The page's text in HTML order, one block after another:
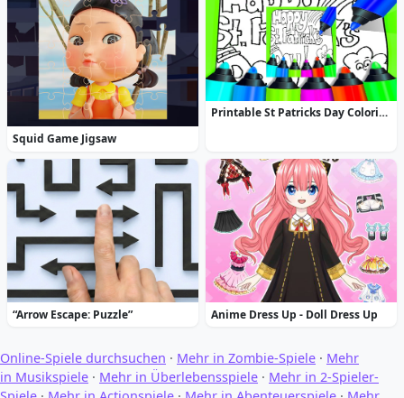
Squid Game Jigsaw
Printable St Patricks Day Coloring Pages
“Arrow Escape: Puzzle” Anime Dress Up - Doll Dress Up
Online-Spiele durchsuchen · Mehr in Zombie-Spiele · Mehr
in Musikspiele · Mehr in Überlebensspiele · Mehr in 2-Spieler-